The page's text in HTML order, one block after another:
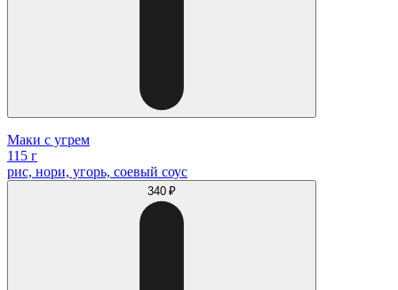
Маки с угрем
115 г
рис, нори, угорь, соевый соус
340 ₽